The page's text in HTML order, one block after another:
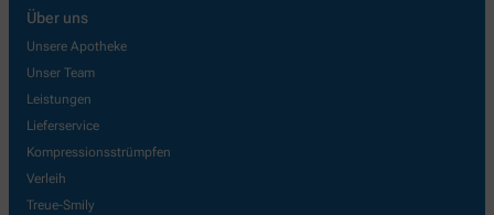
Über uns
Unsere Apotheke
Unser Team
Leistungen
Lieferservice
Kompressionsstrümpfen
Verleih
Treue-Smily